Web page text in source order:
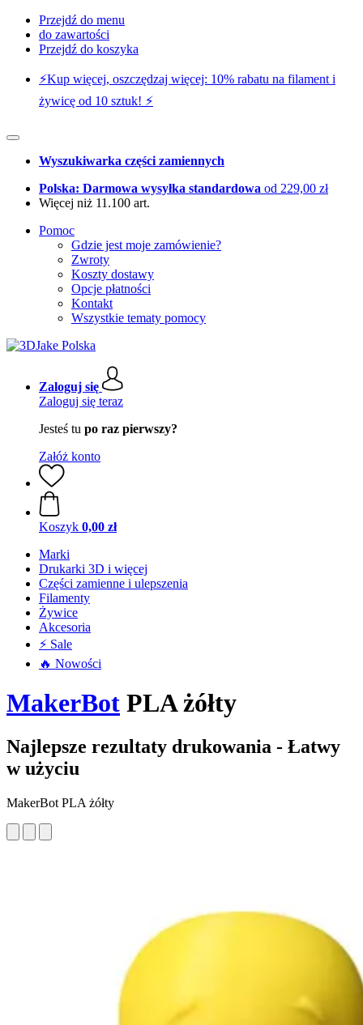
Przejdź do menu
do zawartości
Przejdź do koszyka
⚡️Kup więcej, oszczędzaj więcej: 10% rabatu na filament i
żywicę od 10 sztuk! ⚡️
Wyszukiwarka części zamiennych
Polska: Darmowa wysyłka standardowa od 229,00 zł
Więcej niż 11.100 art.
Pomoc
Gdzie jest moje zamówienie?
Zwroty
Koszty dostawy
Opcje płatności
Kontakt
Wszystkie tematy pomocy
Zaloguj się
Zaloguj się teraz
Jesteś tu po raz pierwszy?
Załóż konto
Koszyk 0,00 zł
Marki
Drukarki 3D i więcej
Części zamienne i ulepszenia
Filamenty
Żywice
Akcesoria
⚡ Sale
🔥 Nowości
MakerBot PLA żółty
Najlepsze rezultaty drukowania - Łatwy
w użyciu
MakerBot PLA żółty